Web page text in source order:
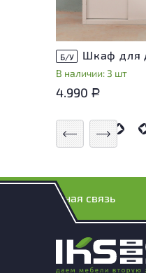
Б/У
В наличии: 3 шт
4.990 Р
Обратная связь